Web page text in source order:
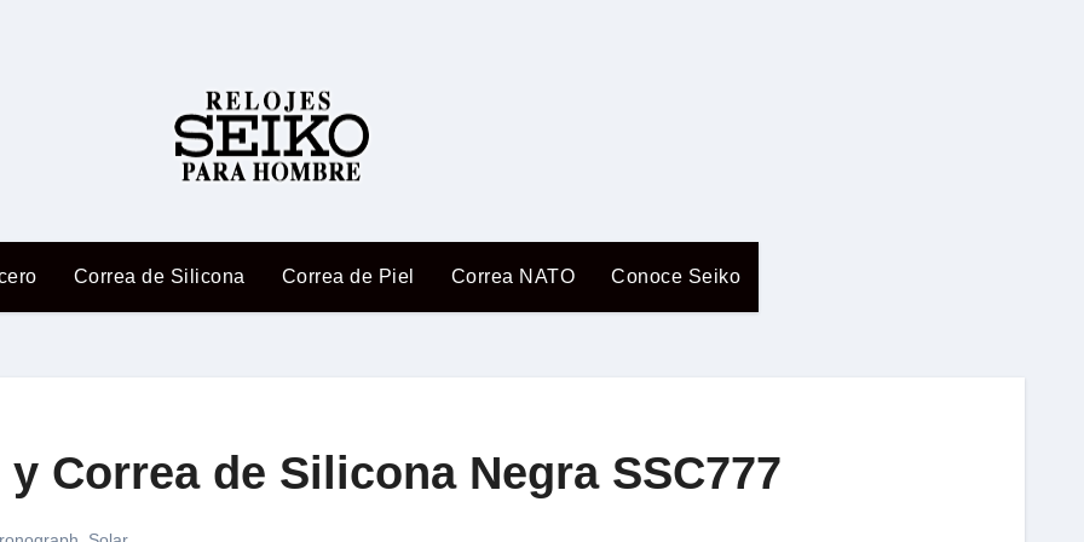
Correa de Silicona Correa de Piel Correa NATO Conoce Seiko
Correa de Silicona Negra SSC777